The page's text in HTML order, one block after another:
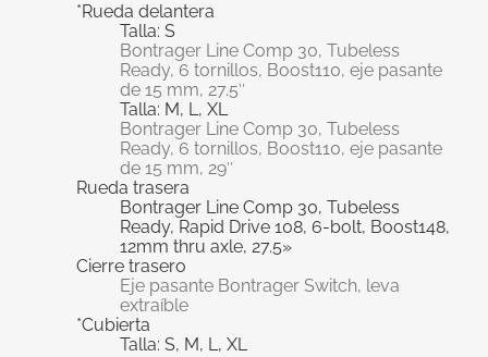
*Rueda delantera
Talla: S
Bontrager Line Comp 30, Tubeless
Ready, 6 tornillos, Boost110, eje pasante
de 15 mm, 27.5″
Talla: M, L, XL
Bontrager Line Comp 30, Tubeless
Ready, 6 tornillos, Boost110, eje pasante
de 15 mm, 29″
Rueda trasera
Bontrager Line Comp 30, Tubeless
Ready, Rapid Drive 108, 6-bolt, Boost148,
12mm thru axle, 27.5»
Cierre trasero
Eje pasante Bontrager Switch, leva
extraíble
*Cubierta
Talla: S, M, L, XL